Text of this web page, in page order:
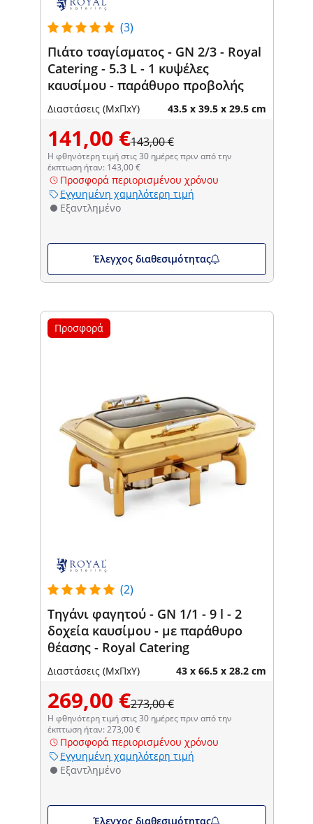
(3)
Πιάτο τσαγίσματος - GN 2/3 - Royal
Catering - 5.3 L - 1 κυψέλες
καυσίμου - παράθυρο προβολής
Διαστάσεις (ΜxΠxΥ) 43.5 x 39.5 x 29.5 cm
141,00 €143,00 €
Η φθηνότερη τιμή στις 30 ημέρες πριν από την
έκπτωση ήταν: 143,00 €
Προσφορά περιορισμένου χρόνου
Εγγυημένη χαμηλότερη τιμή
Εξαντλημένο
Έλεγχος διαθεσιμότητας
Προσφορά
(2)
Τηγάνι φαγητού - GN 1/1 - 9 l - 2
δοχεία καυσίμου - με παράθυρο
θέασης - Royal Catering
Διαστάσεις (ΜxΠxΥ) 43 x 66.5 x 28.2 cm
269,00 €273,00 €
Η φθηνότερη τιμή στις 30 ημέρες πριν από την
έκπτωση ήταν: 273,00 €
Προσφορά περιορισμένου χρόνου
Εγγυημένη χαμηλότερη τιμή
Εξαντλημένο
Έλεγχος διαθεσιμότητας